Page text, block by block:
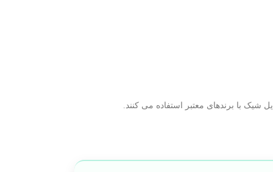
شیک با برندهای معتبر استفاده می کنند.